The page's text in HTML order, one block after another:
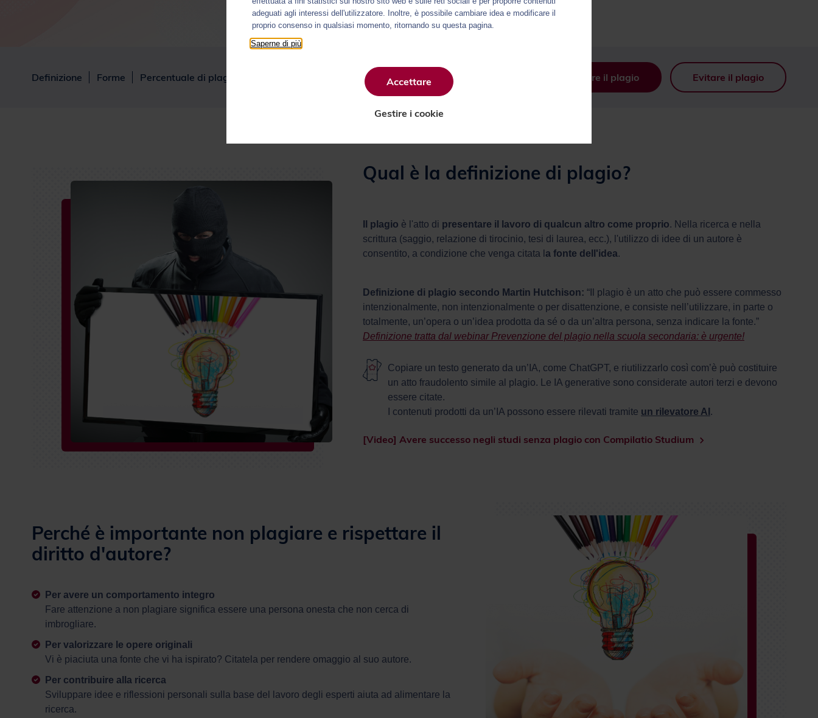
Definizione Forme Percentuale di plagio accettata Rilevamento del plagio Sanzioni Rilevare il plagio Evitare il plagio
Qual è la definizione di plagio?
Il plagio è l'atto di presentare il lavoro di qualcun altro come proprio. Nella ricerca e nella
scrittura (saggio, relazione di tirocinio, tesi di laurea, ecc.), l'utilizzo di idee di un autore è
consentito, a condizione che venga citata l a fonte dell'idea.
Definizione di plagio secondo Martin Hutchison: “Il plagio è un atto che può essere commesso
intenzionalmente, non intenzionalmente o per disattenzione, e consiste nell’utilizzare, in parte o
totalmente, un’opera o un’idea prodotta da sé o da un’altra persona, senza indicare la fonte.”
Definizione tratta dal webinar Prevenzione del plagio nella scuola secondaria: è urgente!
Copiare un testo generato da un’IA, come ChatGPT, e riutilizzarlo così com’è può costituire
un atto fraudolento simile al plagio. Le IA generative sono considerate autori terzi e devono
essere citate.
I contenuti prodotti da un’IA possono essere rilevati tramite un rilevatore AI .
[Video] Avere successo negli studi senza plagio con Compilatio Studium
Perché è importante non plagiare e rispettare il
diritto d'autore?
Per avere un comportamento integro
Fare attenzione a non plagiare significa essere una persona onesta che non cerca di
imbrogliare.
Per valorizzare le opere originali
Vi è piaciuta una fonte che vi ha ispirato? Citatela per rendere omaggio al suo autore.
Per contribuire alla ricerca
Sviluppare idee e riflessioni personali sulla base del lavoro degli esperti aiuta ad alimentare la
ricerca.
adeguati agli interessi dell'utilizzatore. Inoltre, è possibile cambiare idea e modificare il
proprio consenso in qualsiasi momento, ritornando su questa pagina.
Saperne di più
Accettare
Gestire i cookie